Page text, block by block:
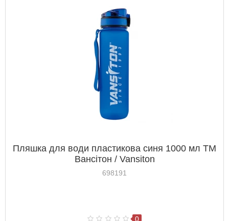
Пляшка для води пластикова синя 1000 мл ТМ
Вансітон / Vansiton
698191
0